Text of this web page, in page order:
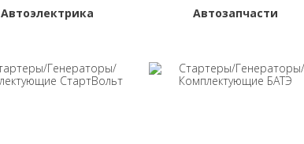
Автоэлектрика Автозапчасти